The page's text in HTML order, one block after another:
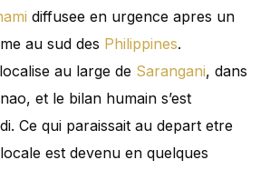
diffusee en urgence apres un
au sud des Philippines.
au large de Sarangani, dans
et le bilan humain s’est
Ce qui paraissait au depart etre
est devenu en quelques